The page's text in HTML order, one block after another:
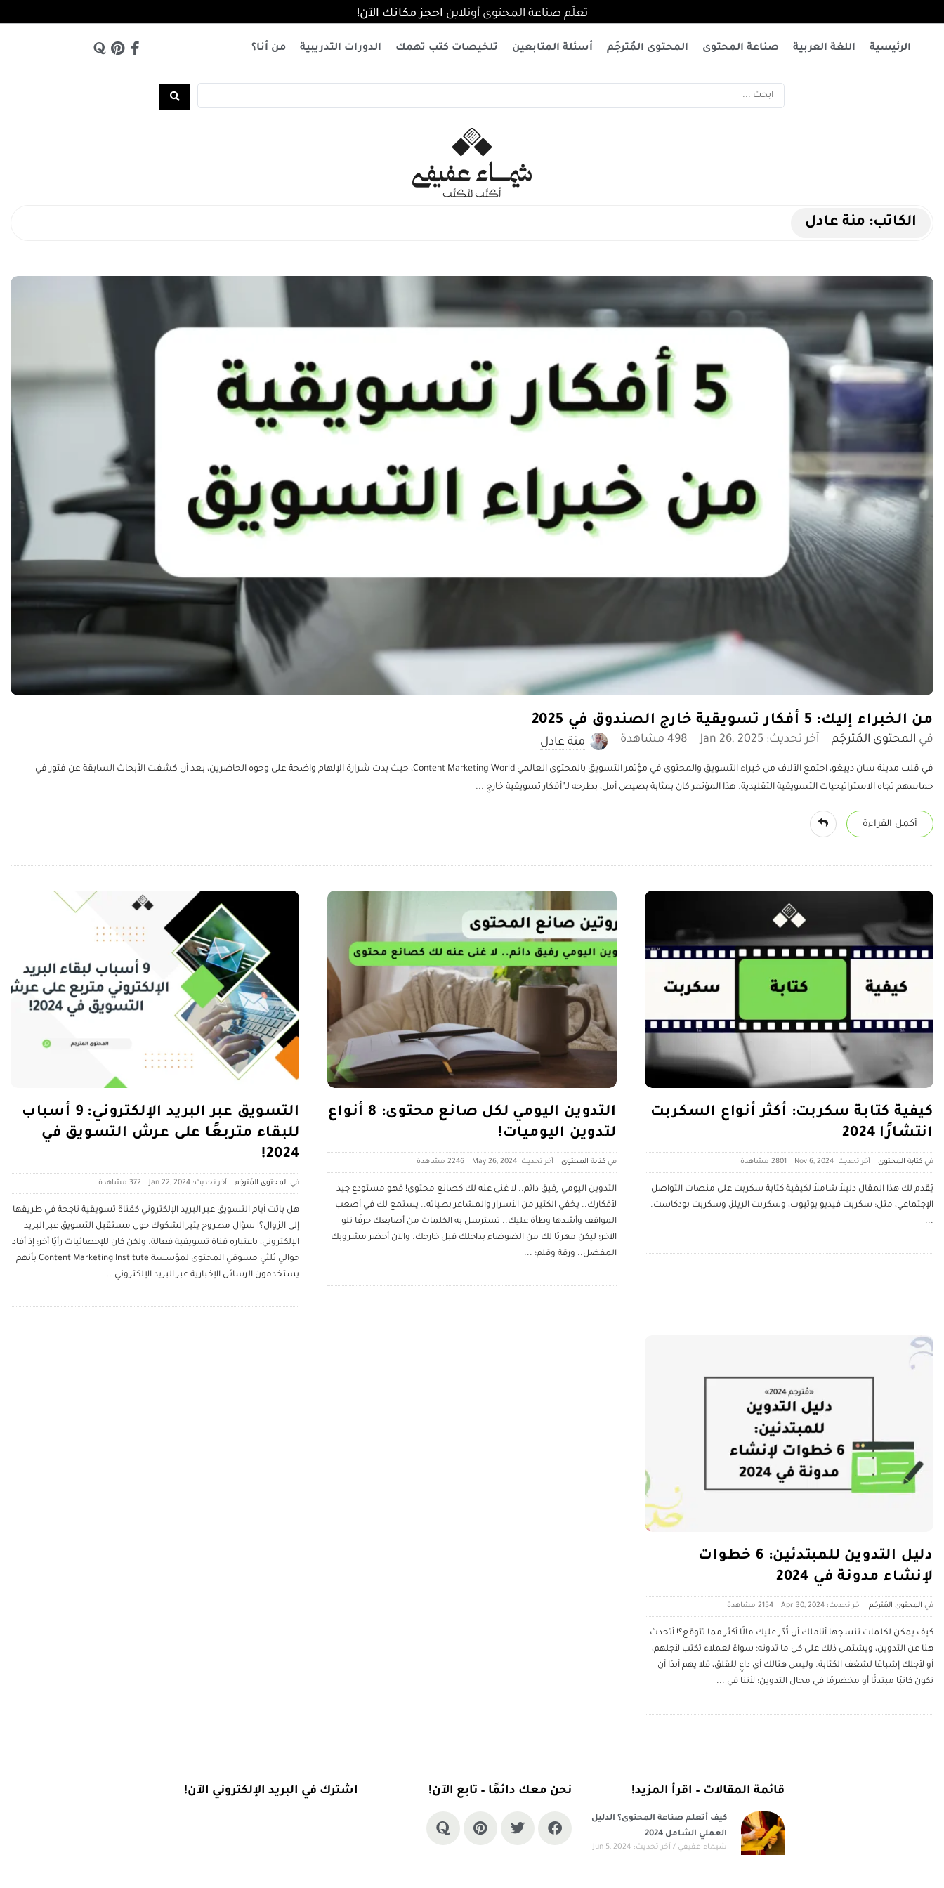
تعلّم صناعة المحتوى أونلاين احجز مكانك الآن!
الرئيسية اللغة العربية صناعة المحتوى المحتوى المُترجَم أسئلة المتابعين تلخيصات كتب تهمك الدورات التدريبية من أنا؟
الكاتب: منة عادل
من الخبراء إليك: 5 أفكار تسويقية خارج الصندوق في 2025
المحتوى المُترجَم آخر تحديث: Jan 26, 2025 498 ‎مشاهدة منة عادل
في قلب مدينة سان دييغو، اجتمع الآلاف من خبراء التسويق والمحتوى في مؤتمر التسويق بالمحتوى العالمي Content Marketing World، حيث بدت شرارة الإلهام واضحة على وجوه الحاضرين، بعد أن كشفت الأبحاث السابقة عن فتور في
حماسهم تجاه الاستراتيجيات التسويقية التقليدية. هذا المؤتمر كان بمثابة بصيص أمل، بطرحه لـ”أفكار تسويقية خارج ...
كيفية كتابة سكربت: أكثر أنواع السكربت
انتشارًا 2024
كتابة المحتوى آخر تحديث: Nov 6, 2024 2801 ‎مشاهدة
يُقدم لك هذا المقال دليلاً شاملاً لكيفية كتابة سكربت على منصات التواصل
الإجتماعي، مثل: سكربت فيديو يوتيوب، وسكربت الريلز، وسكربت بودكاست.
...
التدوين اليومي لكل صانع محتوى: 8 أنواع
لتدوين اليوميات!
‎في كتابة المحتوى آخر تحديث: May 26, 2024 2246 ‎مشاهدة
التدوين اليومي رفيق دائم.. لا غنى عنه لك كصانع محتوى! فهو مستودع جيد
لأفكارك.. يخفي الكثير من الأسرار والمشاعر بطياته.. يستمع لك في أصعب
المواقف وأشدها وطأة عليك.. تسترسل به الكلمات من أصابعك حرفًا تلو
الآخر؛ ليكن مهربًا لك من الضوضاء بداخلك قبل خارجك. والآن أحضر مشروبك
المفضل.. ورقة وقلم؛ ...
التسويق عبر البريد الإلكتروني: 9 أسباب
للبقاء متربعًا على عرش التسويق في
2024!
المحتوى المُترجَم آخر تحديث: Jan 22, 2024 372 ‎مشاهدة
هل باتت أيام التسويق عبر البريد الإلكتروني كقناة تسويقية ناجحة في طريقها
إلى الزوال؟! سؤال مطروح يثير الشكوك حول مستقبل التسويق عبر البريد
الإلكتروني، باعتباره قناة تسويقية فعالة. ولكن كان للإحصائيات رأيًا آخر: إذ أفاد
حوالي ثلثي مسوقي المحتوى لمؤسسة Content Marketing Institute بأنهم
يستخدمون الرسائل الإخبارية عبر البريد الإلكتروني ...
دليل التدوين للمبتدئين: 6 خطوات
لإنشاء مدونة في 2024
المحتوى المُترجَم آخر تحديث: Apr 30, 2024 2154 ‎مشاهدة
كيف يمكن لكلمات تنسجها أناملك أن تُدّر عليك مالًا أكثر مما تتوقع؟! أتحدث
هنا عن التدوين، ويشتمل ذلك على كل ما تدونه؛ سواءً لعملاء تكتب لأجلهم،
أو لأجلك إشباعًا لشغف الكتابة. وليس هنالك أي داعٍ للقلق، فلا يهم أبدًا أن
تكون كاتبًا مبتدئًا أو مخضرمًا في مجال التدوين؛ لأننا في ...
قائمة المقالات – اقرأ المزيد!
كيف أتعلم صناعة المحتوى؟ الدليل
العملي الشامل 2024
شيماء عفيفي آخر تحديث: Jun 5, 2024
نحن معك دائمًا – تابع الآن! اشترك في البريد الإلكتروني الآن!